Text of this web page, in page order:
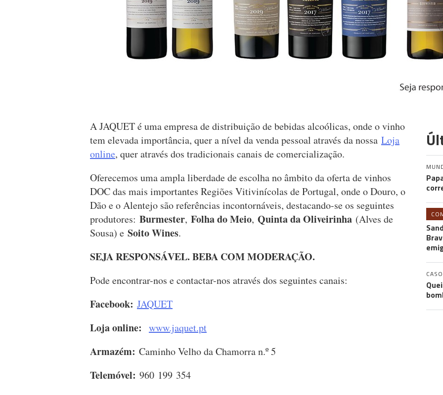
A JAQUET é uma empresa de distribuição de bebidas alcoólicas, onde o vinho
tem elevada importância, quer a nível da venda pessoal através da nossa Loja
online, quer através dos tradicionais canais de comercialização.
Oferecemos uma ampla liberdade de escolha no âmbito da oferta de vinhos
DOC das mais importantes Regiões Vitivinícolas de Portugal, onde o Douro, o
Dão e o Alentejo são referências incontornáveis, destacando-se os seguintes
produtores: Burmester, Folha do Meio, Quinta da Oliveirinha (Alves de
Sousa) e Soito Wines.
SEJA RESPONSÁVEL. BEBA COM MODERAÇÃO.
Pode encontrar-nos e contactar-nos através dos seguintes canais:
Facebook: JAQUET
Loja online: www.jaquet.pt
Armazém: Caminho Velho da Chamorra n.º 5
Telemóvel: 960 199 354